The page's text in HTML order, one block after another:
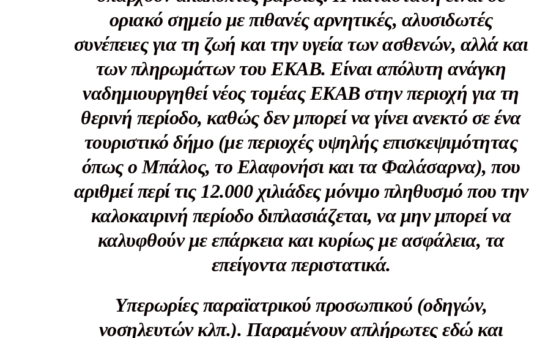
οριακό σημείο με πιθανές αρνητικές, αλυσιδωτές
συνέπειες για τη ζωή και την υγεία των ασθενών, αλλά και
των πληρωμάτων του ΕΚΑΒ. Είναι απόλυτη ανάγκη
ναδημιουργηθεί νέος τομέας ΕΚΑΒ στην περιοχή για τη
θερινή περίοδο, καθώς δεν μπορεί να γίνει ανεκτό σε ένα
τουριστικό δήμο (με περιοχές υψηλής επισκεψιμότητας
όπως ο Μπάλος, το Ελαφονήσι και τα Φαλάσαρνα), που
αριθμεί περί τις 12.000 χιλιάδες μόνιμο πληθυσμό που την
καλοκαιρινή περίοδο διπλασιάζεται, να μην μπορεί να
καλυφθούν με επάρκεια και κυρίως με ασφάλεια, τα
επείγοντα περιστατικά.
Υπερωρίες παραϊατρικού προσωπικού (οδηγών,
νοσηλευτών κλπ.). Παραμένουν απλήρωτες εδώ και